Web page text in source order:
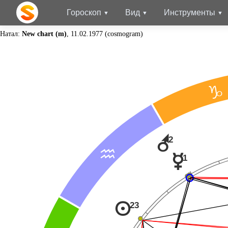
Гороскоп Вид Инструменты
Натал: New chart (m) , 11.02.1977 (cosmogram)
D
E p1
r2
n23